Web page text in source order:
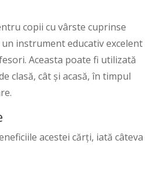
copii cu vârste cuprinse
instrument educativ excelent
Aceasta poate fi utilizată
clasă, cât și acasă, în timpul
acestei cărți, iată câteva